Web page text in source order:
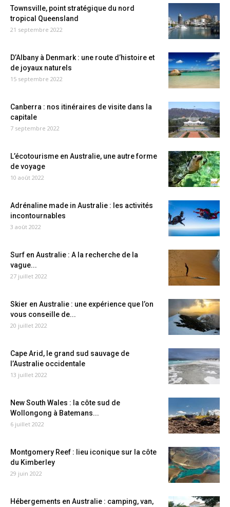
Townsville, point stratégique du nord
tropical Queensland
21 septembre 2022
D’Albany à Denmark : une route d’histoire et
de joyaux naturels
15 septembre 2022
Canberra : nos itinéraires de visite dans la
capitale
7 septembre 2022
L’écotourisme en Australie, une autre forme
de voyage
10 août 2022
Adrénaline made in Australie : les activités
incontournables
3 août 2022
Surf en Australie : A la recherche de la
vague...
27 juillet 2022
Skier en Australie : une expérience que l’on
vous conseille de...
20 juillet 2022
Cape Arid, le grand sud sauvage de
l’Australie occidentale
13 juillet 2022
New South Wales : la côte sud de
Wollongong à Batemans...
6 juillet 2022
Montgomery Reef : lieu iconique sur la côte
du Kimberley
29 juin 2022
Hébergements en Australie : camping, van,